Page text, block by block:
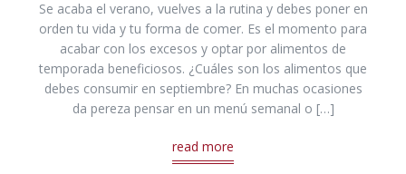
Se acaba el verano, vuelves a la rutina y debes poner en
orden tu vida y tu forma de comer. Es el momento para
acabar con los excesos y optar por alimentos de
temporada beneficiosos. ¿Cuáles son los alimentos que
debes consumir en septiembre? En muchas ocasiones
da pereza pensar en un menú semanal o […]
read more